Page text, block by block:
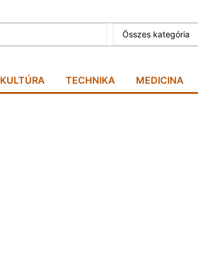
Összes kategória
KULTÚRA TECHNIKA MEDICINA